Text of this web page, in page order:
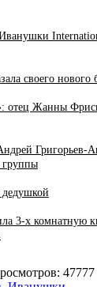
своего нового
отец Жанны
Григорьев-
группы
дедушкой
3-х комнатную
47777